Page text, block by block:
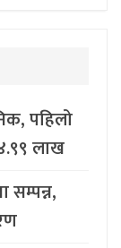
पहिलो
लाख
सम्पन्न,